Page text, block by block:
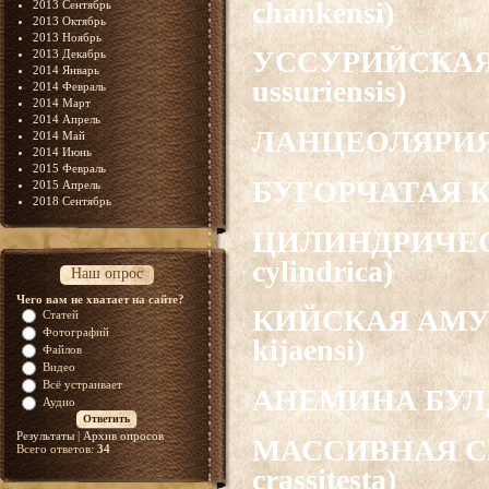
2013 Сентябрь
2013 Октябрь
2013 Ноябрь
2013 Декабрь
2014 Январь
2014 Февраль
2014 Март
2014 Апрель
2014 Май
2014 Июнь
2015 Февраль
2015 Апрель
2018 Сентябрь
Наш опрос
Чего вам не хватает на сайте?
Статей
Фотографий
Файлов
Видео
Всё устраивает
Аудио
Результаты|Архив опросов
Всего ответов:34
chankensi)
УССУРИЙСКАЯ
ussuriensis)
ЛАНЦЕОЛЯРИЯ
БУГОРЧАТАЯ
cylindrica)
КИЙСКАЯ
kijaensi)
АНЕМИНА
МАССИВНАЯ
crassitesta)